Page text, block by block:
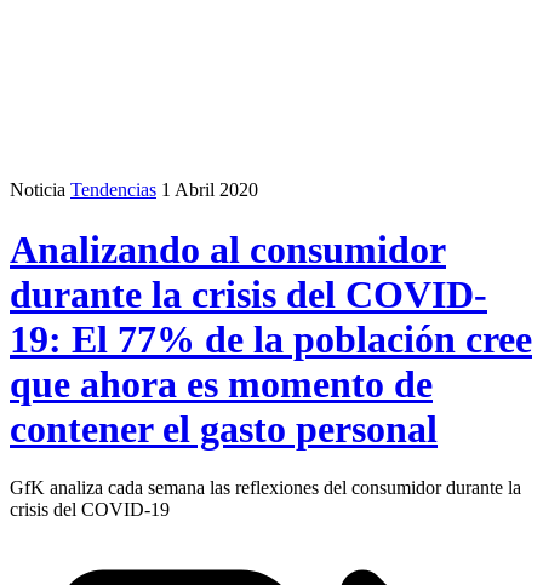
Noticia Tendencias 1 Abril 2020
Analizando al consumidor
durante la crisis del COVID-
19: El 77% de la población cree
que ahora es momento de
contener el gasto personal
GfK analiza cada semana las reflexiones del consumidor durante la
crisis del COVID-19